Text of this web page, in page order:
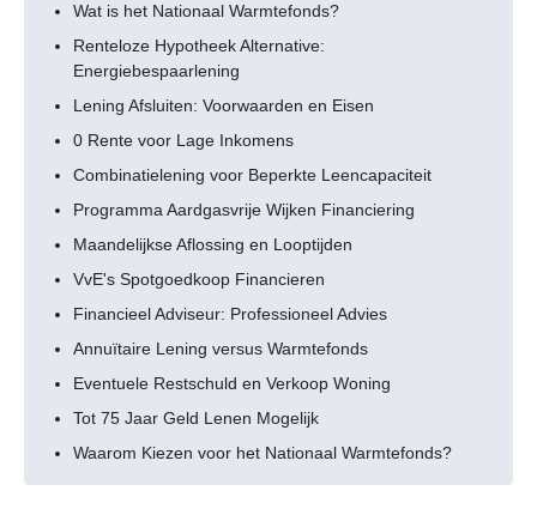
Wat is het Nationaal Warmtefonds?
Renteloze Hypotheek Alternative:
Energiebespaarlening
Lening Afsluiten: Voorwaarden en Eisen
0 Rente voor Lage Inkomens
Combinatielening voor Beperkte Leencapaciteit
Programma Aardgasvrije Wijken Financiering
Maandelijkse Aflossing en Looptijden
VvE's Spotgoedkoop Financieren
Financieel Adviseur: Professioneel Advies
Annuïtaire Lening versus Warmtefonds
Eventuele Restschuld en Verkoop Woning
Tot 75 Jaar Geld Lenen Mogelijk
Waarom Kiezen voor het Nationaal Warmtefonds?